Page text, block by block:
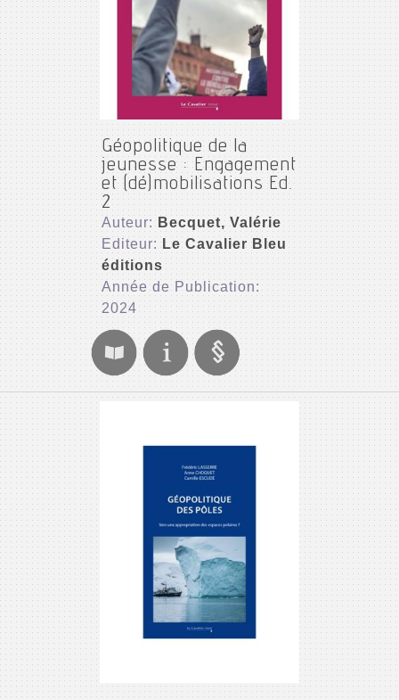
Géopolitique de la
jeunesse : Engagement
et (dé)mobilisations Ed.
2
Auteur: Becquet, Valérie
Editeur: Le Cavalier Bleu
éditions
Année de Publication:
2024